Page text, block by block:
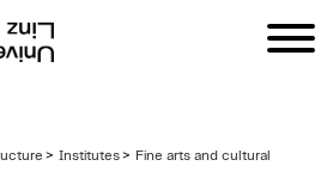
> Institutes> Fine arts and cultural